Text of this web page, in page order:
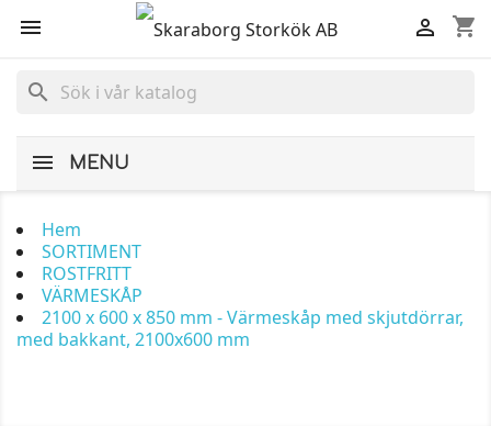
 shopping_cart

search
MENU
Hem
SORTIMENT
ROSTFRITT
VÄRMESKÅP
2100 x 600 x 850 mm - Värmeskåp med skjutdörrar,
med bakkant, 2100x600 mm